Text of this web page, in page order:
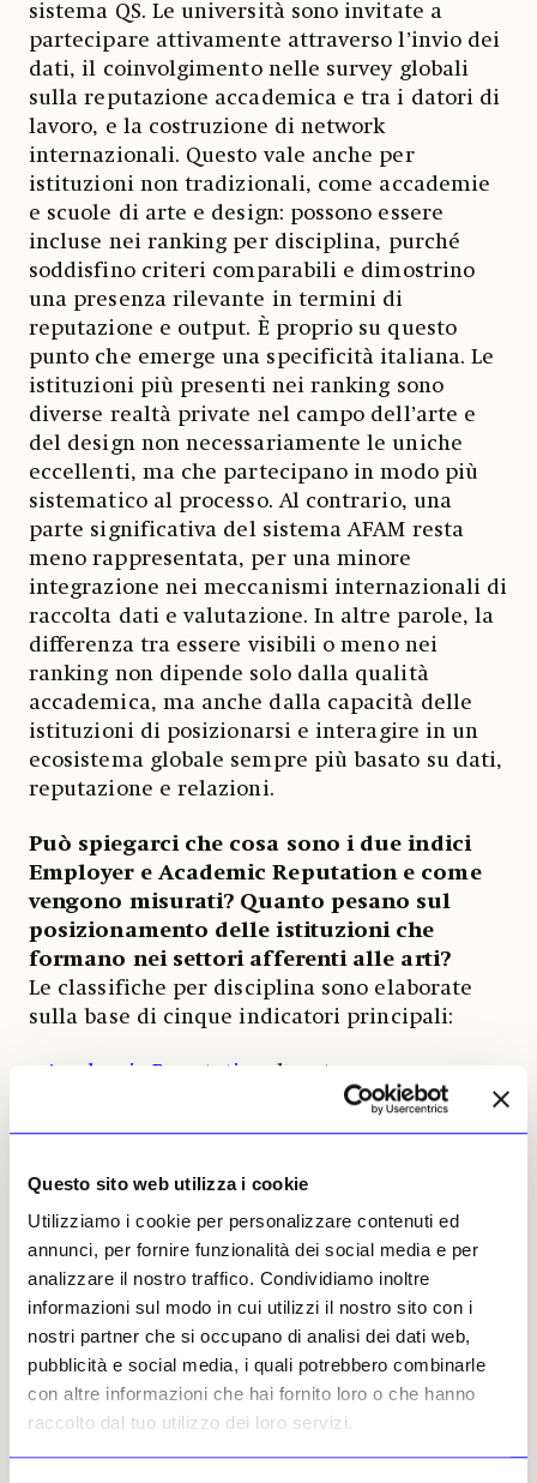
Questo sito web utilizza i cookie
Utilizziamo i cookie per personalizzare contenuti ed
annunci, per fornire funzionalità dei social media e per
analizzare il nostro traffico. Condividiamo inoltre
informazioni sul modo in cui utilizzi il nostro sito con i
nostri partner che si occupano di analisi dei dati web,
pubblicità e social media, i quali potrebbero combinarle
con altre informazioni che hai fornito loro o che hanno
raccolto dal tuo utilizzo dei loro servizi.
sistema QS. Le università sono invitate a
partecipare attivamente attraverso l’invio dei
dati, il coinvolgimento nelle survey globali
sulla reputazione accademica e tra i datori di
lavoro, e la costruzione di network
internazionali. Questo vale anche per
istituzioni non tradizionali, come accademie
e scuole di arte e design: possono essere
incluse nei ranking per disciplina, purché
soddisfino criteri comparabili e dimostrino
una presenza rilevante in termini di
reputazione e output. È proprio su questo
punto che emerge una specificità italiana. Le
istituzioni più presenti nei ranking sono
diverse realtà private nel campo dell’arte e
del design non necessariamente le uniche
eccellenti, ma che partecipano in modo più
sistematico al processo. Al contrario, una
parte significativa del sistema AFAM resta
meno rappresentata, per una minore
integrazione nei meccanismi internazionali di
raccolta dati e valutazione. In altre parole, la
differenza tra essere visibili o meno nei
ranking non dipende solo dalla qualità
accademica, ma anche dalla capacità delle
istituzioni di posizionarsi e interagire in un
ecosistema globale sempre più basato su dati,
reputazione e relazioni.
Può spiegarci che cosa sono i due indici
Employer e Academic Reputation e come
vengono misurati? Quanto pesano sul
posizionamento delle istituzioni che
formano nei settori afferenti alle arti?
Le classifiche per disciplina sono elaborate
sulla base di cinque indicatori principali:
Academic Reputation
: basato su un
sondaggio che coinvolge oltre 150mila
accademici, ai quali viene chiesto di indicare
disciplinare;
•Employer Reputation: basato su un
sondaggio che coinvolge oltre 100mila datori
di lavoro, ai quali viene chiesto di indicare gli
atenei da cui preferiscono assumere talenti,
in funzione delle competenze richieste;
Citations per Paper
: basato sul numero